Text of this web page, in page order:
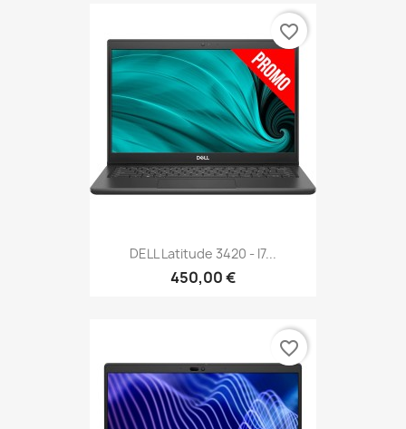
DELL Latitude 3420 - I7...
450,00 €
favorite_border
favorite_border